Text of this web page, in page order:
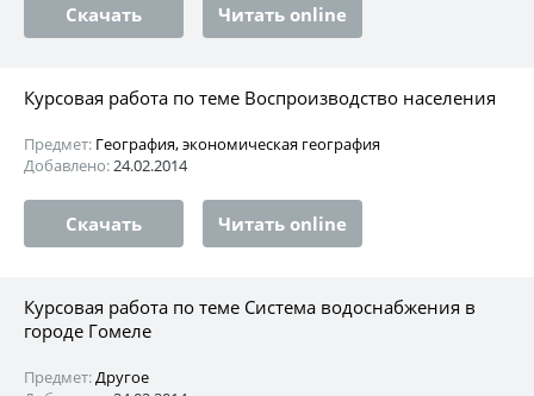
Скачать Читать online
Курсовая работа по теме Воспроизводство населения
Предмет: География, экономическая география
Добавлено:24.02.2014
Скачать Читать online
Курсовая работа по теме Система водоснабжения в
городе Гомеле
Предмет:Другое